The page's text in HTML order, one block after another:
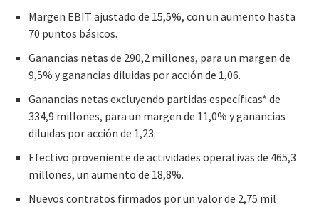
Margen EBIT ajustado de 15,5%, con un aumento hasta
70 puntos básicos.
Ganancias netas de 290,2 millones, para un margen de
9,5% y ganancias diluidas por acción de 1,06.
Ganancias netas excluyendo partidas específicas* de
334,9 millones, para un margen de 11,0% y ganancias
diluidas por acción de 1,23.
Efectivo proveniente de actividades operativas de 465,3
millones, un aumento de 18,8%.
Nuevos contratos firmados por un valor de 2,75 mil